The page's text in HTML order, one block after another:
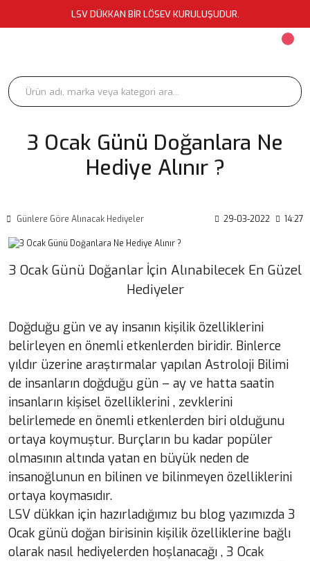
LSV DÜKKAN BİR LÖSEV KURULUŞUDUR.
3 Ocak Günü Doğanlara Ne
Hediye Alınır ?
Günlere Göre Alınacak Hediyeler 29-03-2022 14:27
3 Ocak Günü Doğanlar İçin Alınabilecek En Güzel
Hediyeler
Doğduğu gün ve ay insanın kişilik özelliklerini
belirleyen en önemli etkenlerden biridir. Binlerce
yıldır üzerine araştırmalar yapılan Astroloji Bilimi
de insanların doğduğu gün – ay ve hatta saatin
insanların kişisel özelliklerini , zevklerini
belirlemede en önemli etkenlerden biri olduğunu
ortaya koymuştur. Burçların bu kadar popüler
olmasının altında yatan en büyük neden de
insanoğlunun en bilinen ve bilinmeyen özelliklerini
ortaya koymasıdır.
LSV dükkan için hazırladığımız bu blog yazımızda 3
Ocak günü doğan birisinin kişilik özelliklerine bağlı
olarak nasıl hediyelerden hoşlanacağı , 3 Ocak